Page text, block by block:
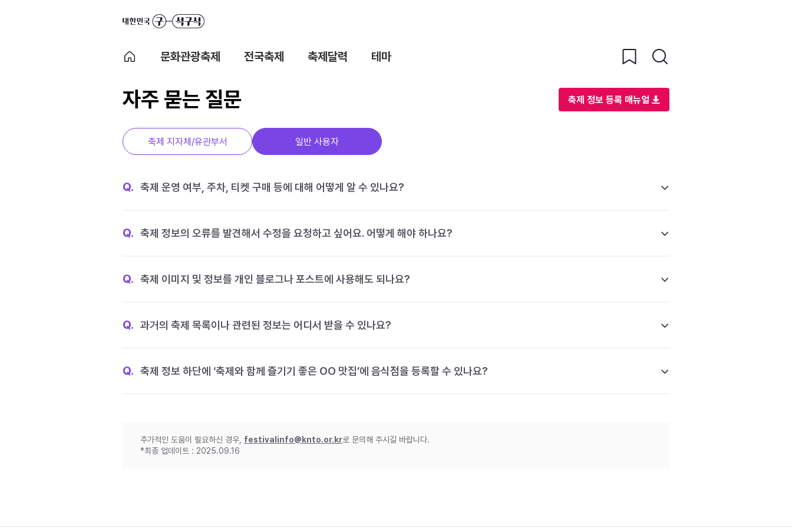
문화관광축제 전국축제 축제달력 테마
자주 묻는 질문 축제 정보 등록 매뉴얼
축제 지자체/유관부서 일반 사용자
Q. 축제 운영 여부, 주차, 티켓 구매 등에 대해 어떻게 알 수 있나요?
Q. 축제 정보의 오류를 발견해서 수정을 요청하고 싶어요. 어떻게 해야 하나요?
Q. 축제 이미지 및 정보를 개인 블로그나 포스트에 사용해도 되나요?
Q. 과거의 축제 목록이나 관련된 정보는 어디서 받을 수 있나요?
Q. 축제 정보 하단에 ‘축제와 함께 즐기기 좋은 OO 맛집’에 음식점을 등록할 수 있나요?
추가적인 도움이 필요하신 경우, festivalinfo@knto.or.kr로 문의해 주시길 바랍니다.
*최종 업데이트 : 2025.09.16